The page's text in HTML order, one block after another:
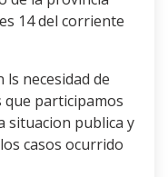
14 del corriente
necesidad de
que participamos
situacion publica y
casos ocurrido